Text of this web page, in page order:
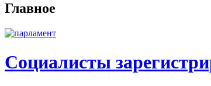
Главное
Социалисты